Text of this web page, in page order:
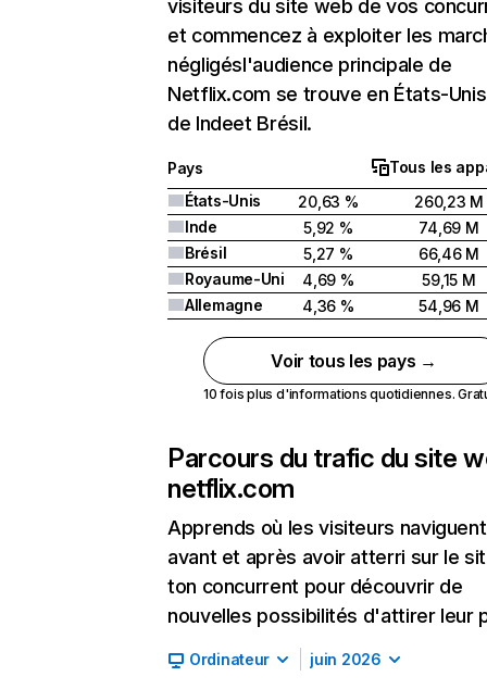
visiteurs du site web de vos
et commencez à exploiter les
négligésl'audience principale de
Netflix.com se trouve en États-
de Indeet Brésil.
Pays
Tous les
États-Unis
20,63 %
260,23 M
Inde
5,92 %
74,69 M
Brésil
5,27 %
66,46 M
Royaume-Uni
4,69 %
59,15 M
Allemagne
4,36 % 54,96 M
Voir tous les pays →
10 fois plus d'informations quotidiennes.
Parcours du trafic du site
netflix.com
Apprends où les visiteurs naviguent
avant et après avoir atterri sur le
ton concurrent pour découvrir de
nouvelles possibilités d'attirer leur
Ordinateur juin 2026